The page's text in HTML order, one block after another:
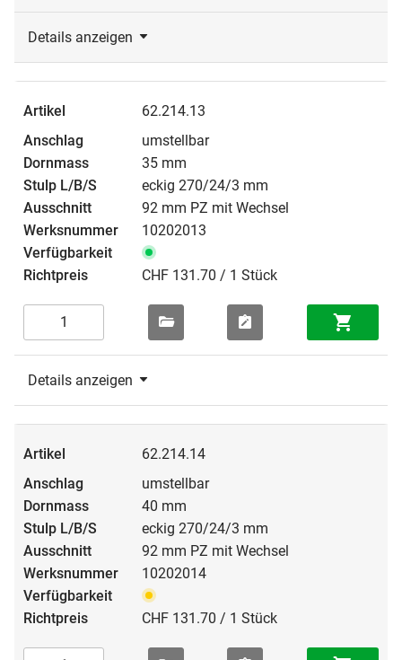
Details anzeigen
62.214.13
umstellbar
35 mm
eckig 270/24/3 mm
92 mm PZ mit Wechsel
10202013
CHF 131.70 / 1 Stück
Details anzeigen
62.214.14
umstellbar
40 mm
eckig 270/24/3 mm
92 mm PZ mit Wechsel
10202014
CHF 131.70 / 1 Stück